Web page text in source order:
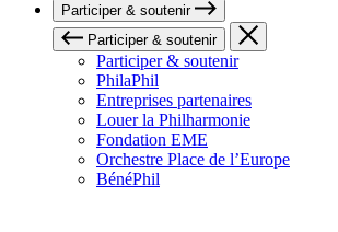
Participer & soutenir
Participer & soutenir
Participer & soutenir
PhilaPhil
Entreprises partenaires
Louer la Philharmonie
Fondation EME
Orchestre Place de l’Europe
BénéPhil